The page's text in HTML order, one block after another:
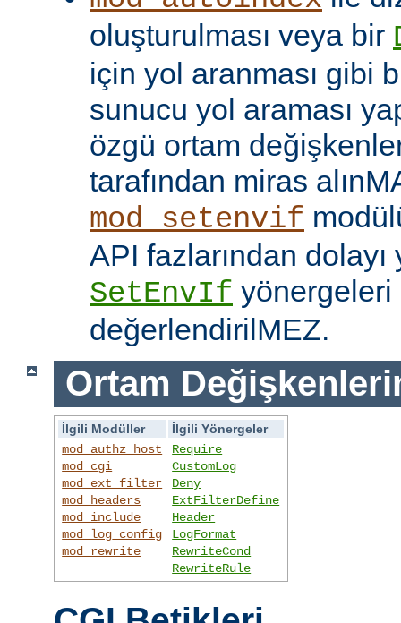
oluşturulması veya bir
için yol aranması gibi
sunucu yol araması
özgü ortam
tarafından miras
mod_setenvif
API fazlarından
SetEnvIf yönergeleri
değerlendirilMEZ.
Ortam
İlgili Modüller
İlgili Yönergeler
mod_authz_host
mod_cgi
mod_ext_filter
mod_headers
mod_include
mod_log_config
mod_rewrite
Require
CustomLog
Deny
ExtFilterDefine
Header
LogFormat
RewriteCond
RewriteRule